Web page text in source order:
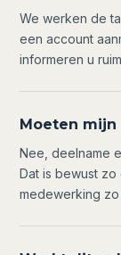
We werken de
een account
informeren u
Moeten
Nee, deelname
Dat is bewust
medewerking